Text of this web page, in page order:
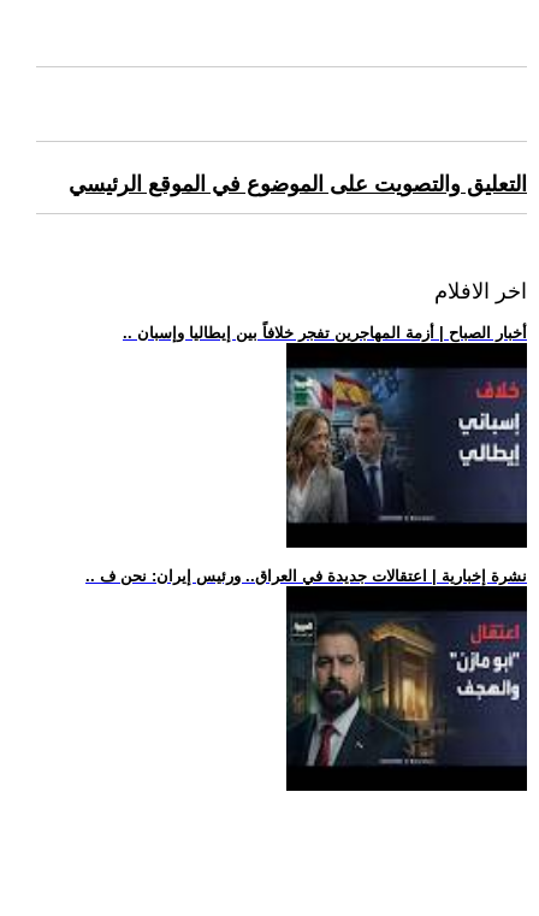
التعليق والتصويت على الموضوع في الموقع الرئيسي
اخر الافلام
.. أخبار الصباح | أزمة المهاجرين تفجر خلافاً بين إيطاليا وإسبان
.. نشرة إخبارية | اعتقالات جديدة في العراق.. ورئيس إيران: نحن ف